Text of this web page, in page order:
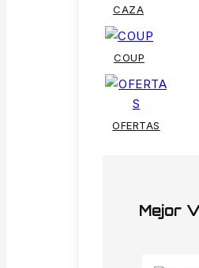
CAZA
COUP
OFERTAS
Mejor